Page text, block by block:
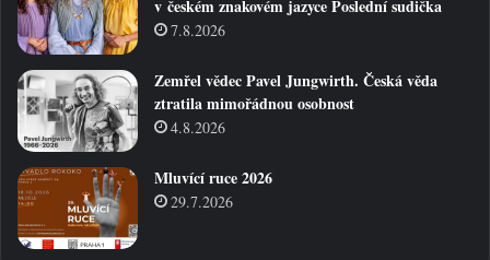
v českém znakovém jazyce Poslední sudička
7.8.2026
Zemřel vědec Pavel Jungwirth. Česká věda
ztratila mimořádnou osobnost
4.8.2026
Mluvící ruce 2026
29.7.2026